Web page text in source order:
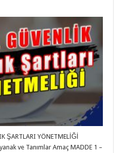
ŞARTLARI YÖNETMELİĞİ
ve Tanımlar Amaç MADDE 1 –